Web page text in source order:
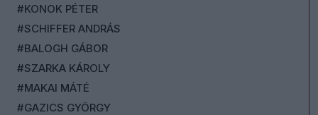
#KONOK PÉTER
#SCHIFFER ANDRÁS
#BALOGH GÁBOR
#SZARKA KÁROLY
#MAKAI MÁTÉ
#GAZICS GYÖRGY